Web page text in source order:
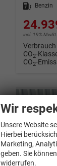
Kraftstoff
Benzin
incl. 19% MwSt.
CO2-
CO2-
Wir
Unsere Website
Hierbei
Marketing,
geben. Sie
widerrufen.